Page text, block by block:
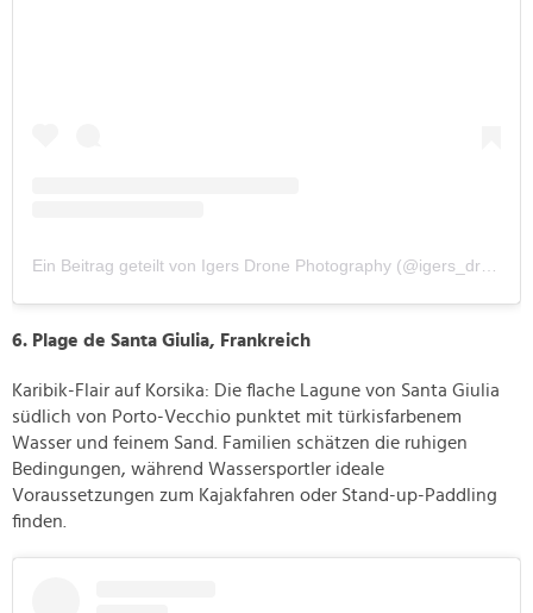
6. Plage de Santa Giulia, Frankreich
Karibik-Flair auf Korsika: Die flache Lagune von Santa Giulia
südlich von Porto-Vecchio punktet mit türkisfarbenem
Wasser und feinem Sand. Familien schätzen die ruhigen
Bedingungen, während Wassersportler ideale
Voraussetzungen zum Kajakfahren oder Stand-up-Paddling
finden.